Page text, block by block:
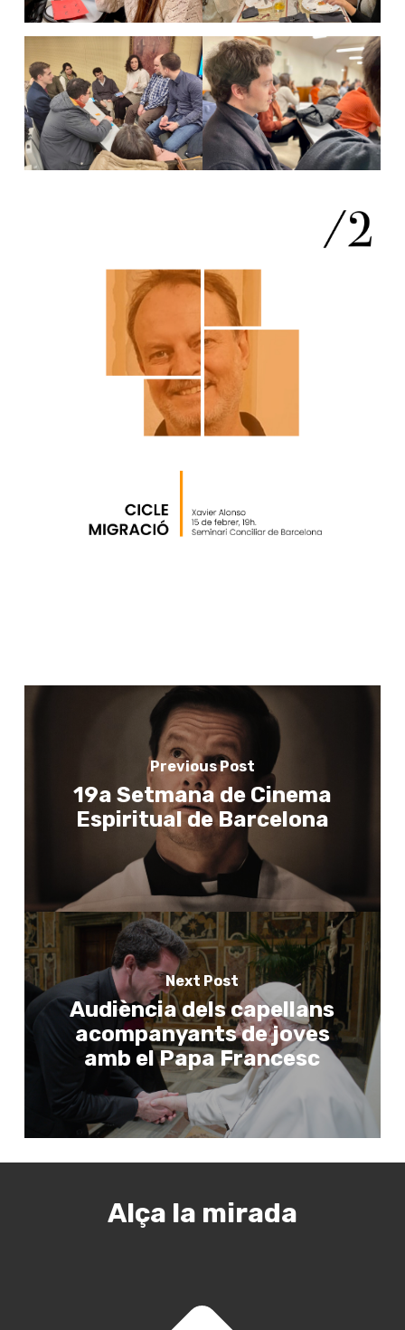
Previous Post
19a Setmana de Cinema
Espiritual de Barcelona
Next Post
Audiència dels capellans
acompanyants de joves
amb el Papa Francesc
Alça la mirada